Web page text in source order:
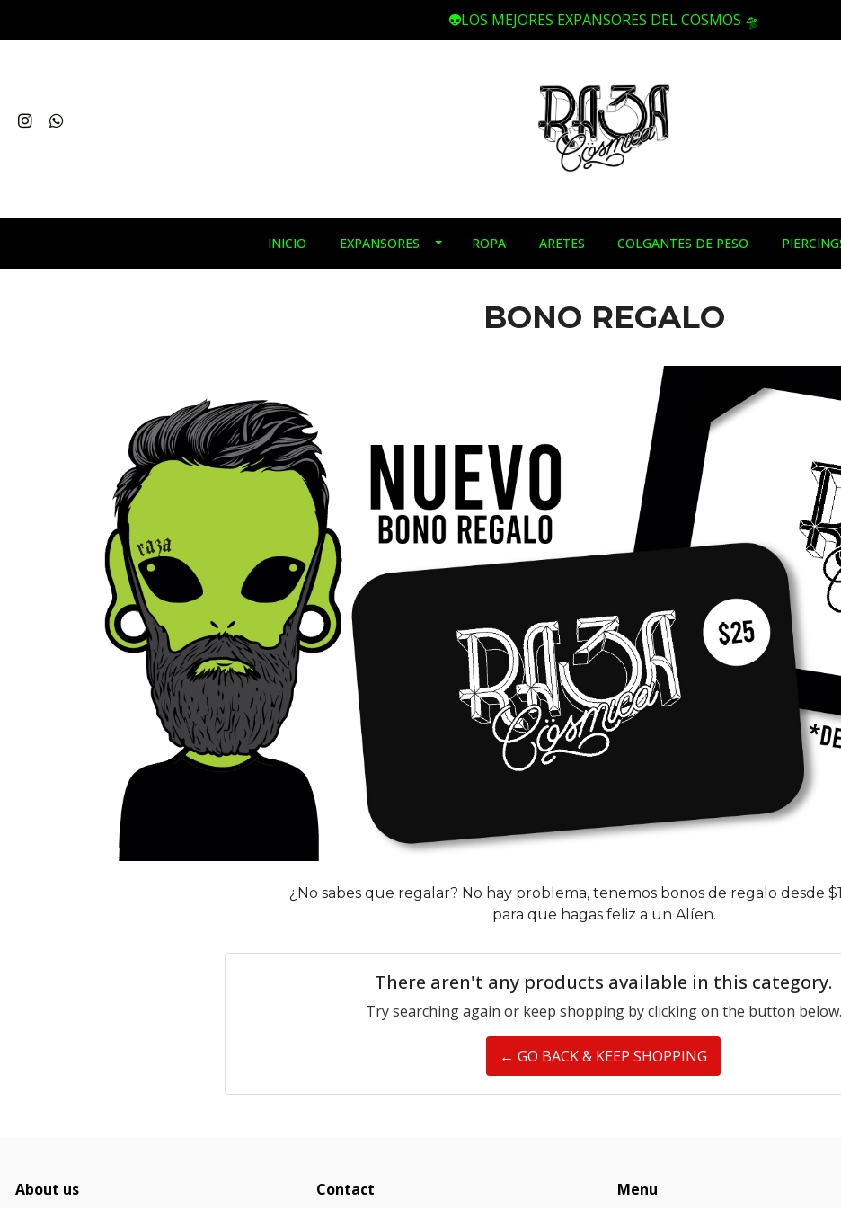
👽LOS MEJORES EXPANSORES DEL COSMOS 🛸
INICIO EXPANSORES ROPA ARETES COLGANTES DE PESO
BONO REGALO
¿No sabes que regalar? No hay problema, tenemos bonos de regalo desde
para que hagas feliz a un Alíen.
There aren't any products available in this category.
Try searching again or keep shopping by clicking on the button below.
← GO BACK & KEEP SHOPPING
About us Contact Menu